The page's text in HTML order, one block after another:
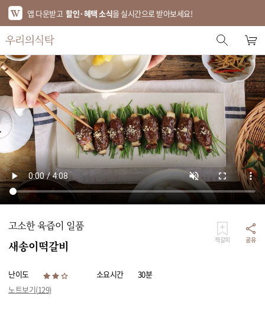
앱 다운받고 할인·혜택 소식을 실시간으로 받아보세요!
스토어 홈
에디터 추천
한정특가
베스트
신상품
기획전
고소한 육즙이 일품
새송이떡갈비 책갈피 공유
난이도 소요시간
30분
노트보기(129)